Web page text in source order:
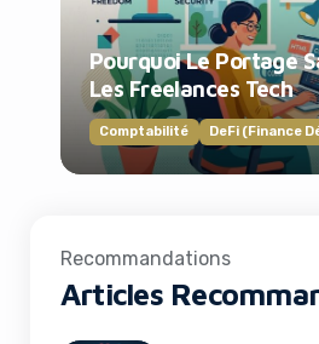
Pourquoi Le Portage
Les Freelances Tech
Comptabilité DeFi (Finance
Recommandations
Articles